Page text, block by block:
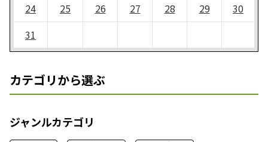
24
25 26 27 28 29
30
31
カテゴリから選ぶ
ジャンルカテゴリ